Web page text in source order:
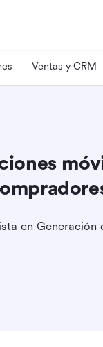
Ventas y CRM